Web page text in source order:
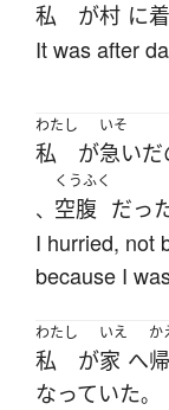
私 が村 に
It was after
わたし
私 が
いそ
急いだ
、
くうふく
空腹 だっ
I hurried, not
because I
わたし
私 が
いえ
家 へ
か
なっていた。